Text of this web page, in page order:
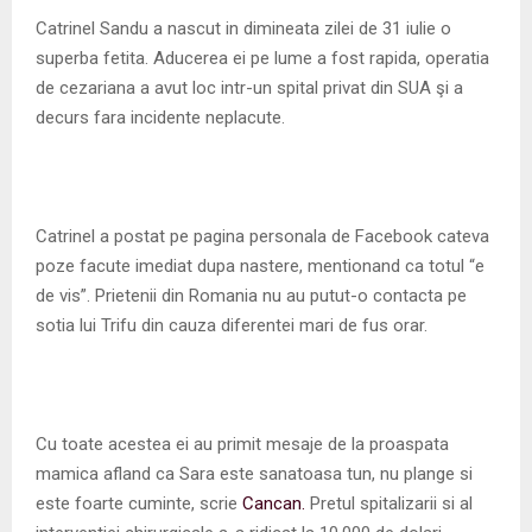
N
Catrinel Sandu a nascut in dimineata zilei de 31 iulie o
superba fetita. Aducerea ei pe lume a fost rapida, operatia
de cezariana a avut loc intr-un spital privat din SUA şi a
decurs fara incidente neplacute.
Catrinel a postat pe pagina personala de Facebook cateva
poze facute imediat dupa nastere, mentionand ca totul “e
de vis”. Prietenii din Romania nu au putut-o contacta pe
sotia lui Trifu din cauza diferentei mari de fus orar.
Cu toate acestea ei au primit mesaje de la proaspata
mamica afland ca Sara este sanatoasa tun, nu plange si
este foarte cuminte, scrie Cancan. Pretul spitalizarii si al